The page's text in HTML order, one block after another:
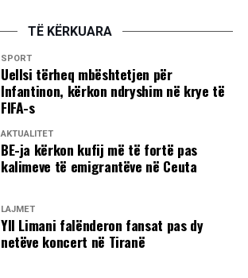
TË KËRKUARA
SPORT
Uellsi tërheq mbështetjen për
Infantinon, kërkon ndryshim në krye të
FIFA-s
AKTUALITET
BE-ja kërkon kufij më të fortë pas
kalimeve të emigrantëve në Ceuta
LAJMET
Yll Limani falënderon fansat pas dy
netëve koncert në Tiranë